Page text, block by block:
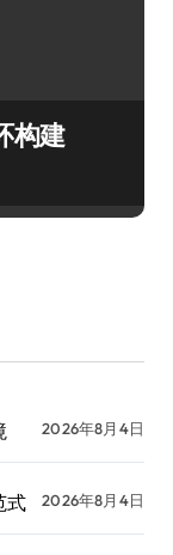
构建
2026年8月4日
式 2026年8月4日